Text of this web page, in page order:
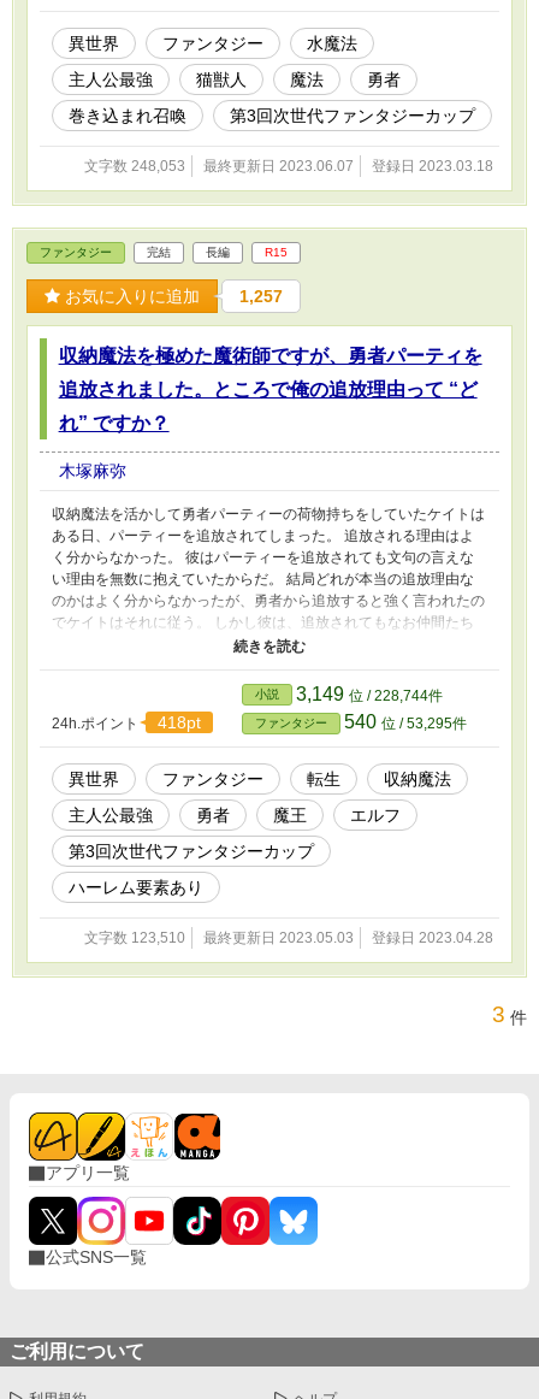
異世界 ファンタジー
水魔法
主人公最強
猫獣人 魔法
勇者
巻き込まれ召喚
第3回次世代ファンタジーカップ
文字数 248,053 最終更新日 2023.06.07 登録日 2023.03.18
ファンタジー 完結 長編 R15
お気に入りに追加 1,257
収納魔法を極めた魔術師ですが、勇者パーティを
追放されました。ところで俺の追放理由って “ど
れ” ですか？
木塚麻弥
収納魔法を活かして勇者パーティーの荷物持ちをしていたケイトは
ある日、パーティーを追放されてしまった。 追放される理由はよ
く分からなかった。 彼はパーティーを追放されても文句の言えな
い理由を無数に抱えていたからだ。 結局どれが本当の追放理由な
のかはよく分からなかったが、勇者から追放すると強く言われたの
でケイトはそれに従う。 しかし彼は、追放されてもなお仲間たち
のことが好きだった。 たった四人で強大な魔王軍に立ち向かおう
とするかつての仲間たち。 ケイトは彼らを失いたくなかった。 勇
者たちとまた一緒に食事がしたかった。 しばらくひとりで悩んで
いたケイトは気づいてしまう。 「追放されたってことは、俺の行
動を制限する奴もいないってことだよな？」 これは収納魔法しか
使えない魔術師が、仲間のために陰で奮闘する物語。
24h.ポイント 418pt
小説 3,149 位 / 228,744件
ファンタジー 540 位 / 53,295件
異世界 ファンタジー 転生
収納魔法
主人公最強
勇者 魔王
エルフ
第3回次世代ファンタジーカップ
ハーレム要素あり
文字数 123,510 最終更新日 2023.05.03 登録日 2023.04.28
3 件
アプリ一覧
公式SNS一覧
ご利用について